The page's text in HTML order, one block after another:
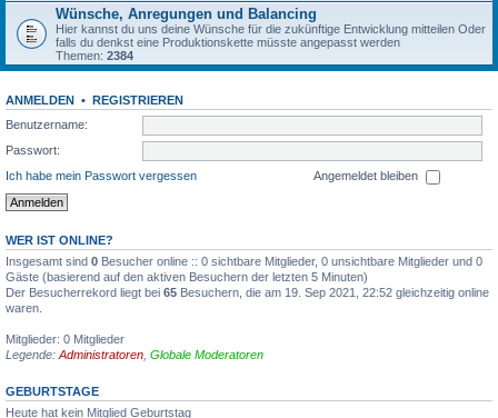
Wünsche, Anregungen und Balancing
Hier kannst du uns deine Wünsche für die zukünftige Entwicklung mitteilen Oder
falls du denkst eine Produktionskette müsste angepasst werden
Themen: 2384
ANMELDEN • REGISTRIEREN
Benutzername:
Passwort:
Ich habe mein Passwort vergessen
Angemeldet bleiben
WER IST ONLINE?
Insgesamt sind 0 Besucher online :: 0 sichtbare Mitglieder, 0 unsichtbare Mitglieder und 0
Gäste (basierend auf den aktiven Besuchern der letzten 5 Minuten)
Der Besucherrekord liegt bei 65 Besuchern, die am 19. Sep 2021, 22:52 gleichzeitig online
waren.
Mitglieder: 0 Mitglieder
Legende: Administratoren Globale Moderatoren
GEBURTSTAGE
Heute hat kein Mitglied Geburtstag